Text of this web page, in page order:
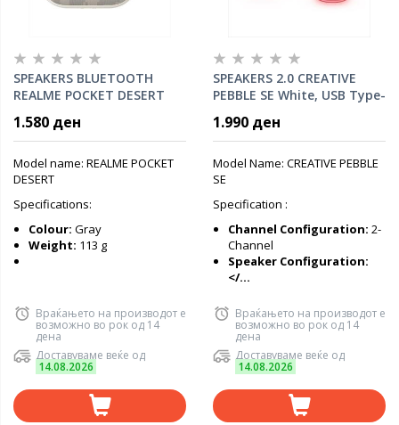
SPEAKERS BLUETOOTH
REALME POCKET DESERT
playtime) IPX5 water
resistance
1.580 ден
Model name: REALME POCKET
DESERT
Specifications:
Colour: Gray
Weight: 113 g
Враќањето на производот е
возможно во рок од 14
дена
Доставуваме веќе од
14.08.2026
SPEAKERS 2.0 CREATIVE
PEBBLE SE White, USB Type-
(4.4W) 51MF1725AA001
1.990 ден
Model Name: CREATIVE PEBBLE
SE
Specification :
Channel Configuration: 2-
Channel
Speaker Configuration:
</...
Враќањето на производот е
возможно во рок од 14
дена
Доставуваме веќе од
14.08.2026